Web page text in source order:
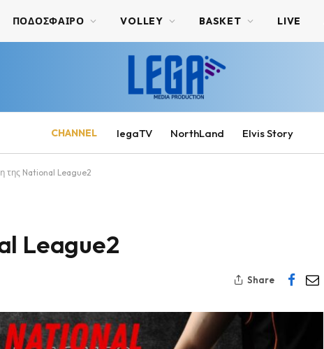
ΠΟΔΟΣΦΑΙΡΟ VOLLEY BASKET LIVE
CHANNEL legaTV NorthLand Elvis Story
της National League2
League2
Share